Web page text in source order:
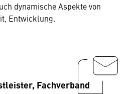
dynamische Aspekte von
Entwicklung.
Fachverband